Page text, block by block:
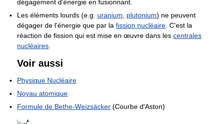
dégagement d'énergie en fusionnant.
Les éléments lourds (e.g. uranium plutonium) ne peuvent
dégager de l'énergie que par la fission nucléaire . C'est la
réaction de fission qui est mise en œuvre dans les centrales
nucléaires
Voir aussi
Physique Nucléaire
Noyau atomique
Formule de Bethe-Weizsäcker (Courbe d'Aston)